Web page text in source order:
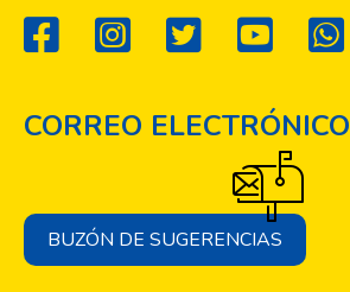
CORREO ELECTRÓNICO
BUZÓN DE SUGERENCIAS